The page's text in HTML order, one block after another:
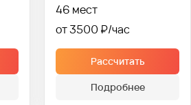
46 мест
от 3500 ₽
Рассчитать
Подробнее